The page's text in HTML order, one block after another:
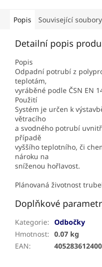
Popis Související
Detailní popis
Popis
Odpadní potrubí z
teplotám,
vyráběné podle ČSN EN
Použití
Systém je určen k
větracího
a svodného potrubí
případě
vyššího teplotního, či
nároku na
sníženou hořlavost.
Plánovaná životnost
Doplňkové
Kategorie: Odbočky
Hmotnost: 0.07 kg
EAN: